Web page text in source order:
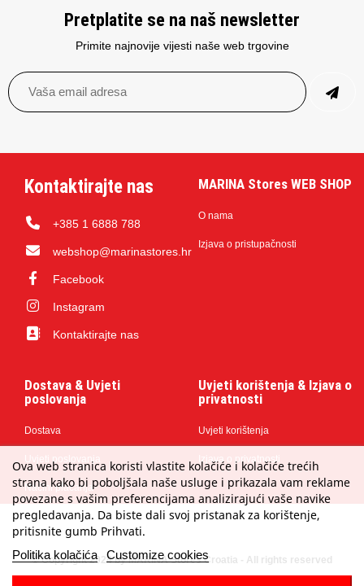
Pretplatite se na naš newsletter
Primite najnovije vijesti naše web trgovine
Kontaktirajte nas
+385 1 6888 788
webshop@marinastores.hr
Facebook
Instagram
Kontaktirajte nas
MARINA Stores WEB SHOP
O nama
Izjava o pristupačnosti
Dostava & Uvjeti
poslovanja
Dostava
Načini plaćanja
Uvjeti korištenja & Izjava o
privatnosti
Uvjeti korištenja
© Copyright 2024 by MARINA Stores Croatia - All rights reserved
Ova web stranica koristi vlastite kolačiće i kolačiće trećih
strana kako bi poboljšala naše usluge i prikazala vam reklame
povezane s vašim preferencijama analizirajući vaše navike
pregledavanja. Da biste dali svoj pristanak za korištenje,
pritisnite gumb Prihvati.
Politika kolačića Customize cookies